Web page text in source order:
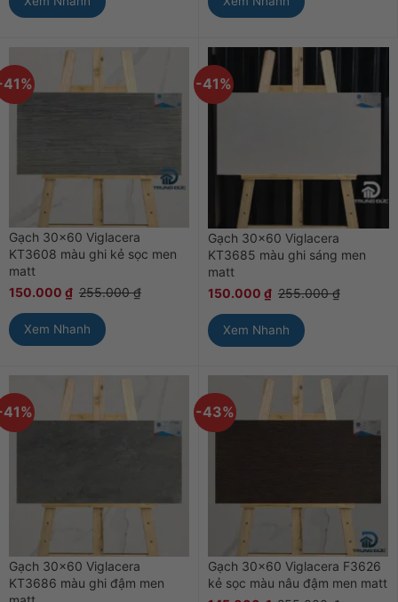
Gạch 30×60 Viglacera
KT3608 màu ghi kẻ sọc men
matt
150.000 ₫ 255.000₫
Xem Nhanh
-41%
Gạch 30×60 Viglacera
KT3685 màu ghi sáng men
matt
150.000 ₫ 255.000₫
Xem Nhanh
Gạch 30×60 Viglacera
KT3686 màu ghi đậm men
-43%
Gạch 30×60 Viglacera F3626
kẻ sọc màu nâu đậm men matt